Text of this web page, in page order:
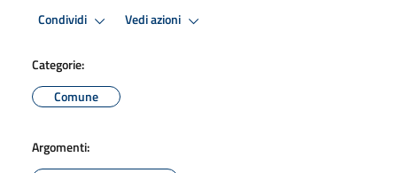
Condividi Vedi azioni
Categorie:
Comune
Argomenti: